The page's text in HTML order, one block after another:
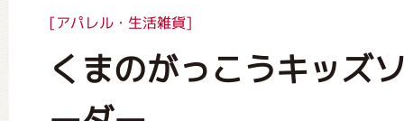
[アパレル・生活雑貨]
くまのがっこうキッズ
絵本・作家紹介